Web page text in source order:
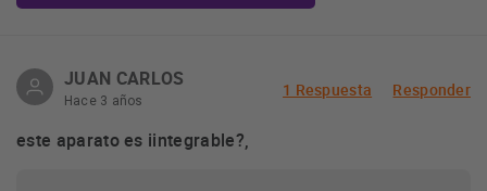
JUAN CARLOS
Hace 3 años
1 Respuesta Responder
este aparato es iintegrable?,